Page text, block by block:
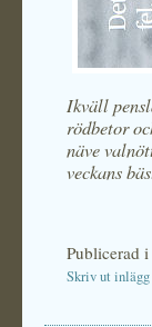
Ikväll
rödbetor
näve
veckans
Publicerad i
Skriv ut inlägg